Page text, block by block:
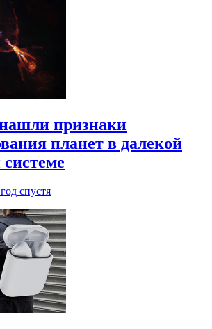
признаки
планет в далекой
системе
спустя